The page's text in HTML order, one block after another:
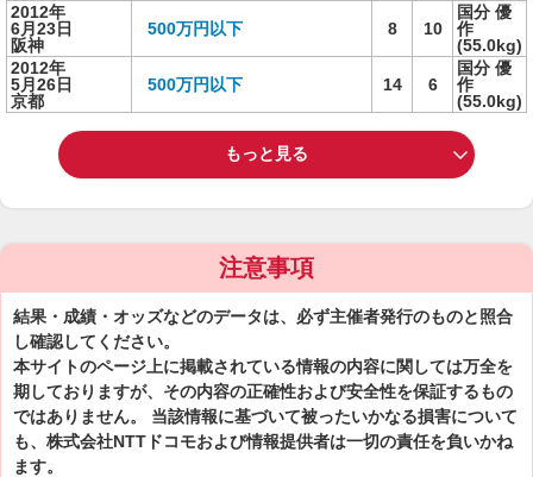
2012年
6月23日
阪神
500万円以下 8 10
国分 優
作
(55.0kg)
2012年
5月26日
京都
500万円以下 14 6
国分 優
作
(55.0kg)
もっと見る
注意事項
結果・成績・オッズなどのデータは、必ず主催者発行のものと照合
し確認してください。
本サイトのページ上に掲載されている情報の内容に関しては万全を
期しておりますが、その内容の正確性および安全性を保証するもの
ではありません。 当該情報に基づいて被ったいかなる損害について
も、株式会社NTTドコモおよび情報提供者は一切の責任を負いかね
ます。